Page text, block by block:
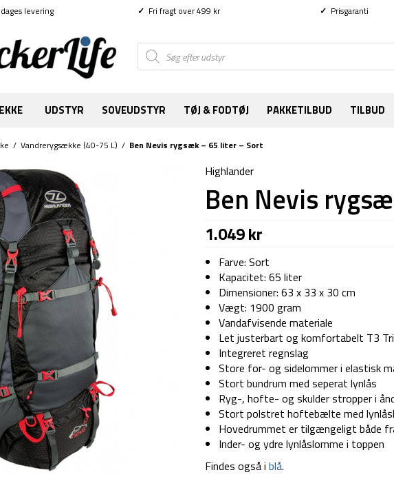
levering ✓ Fri fragt over 499 kr ✓ Prisgaranti
Products
search
UDSTYR SOVEUDSTYR TØJ & FODTØJ PAKKETILBUD TILBUD
/ Vandrerygsække (40-75 L) / Ben Nevis rygsæk – 65 liter – Sort
Highlander
Ben Nevis
1.049kr
Farve: Sort
Kapacitet: 65 liter
Dimensioner: 63 x 33 x 30 cm
Vægt: 1900 gram
Vandafvisende materiale
Let justerbart og komfortabelt T3
Integreret regnslag
Store for- og sidelommer i elastisk
Stort bundrum med seperat lynlås
Ryg-, hofte- og skulder stropper i
Stort polstret hoftebælte med
Hovedrummet er tilgængeligt både
Inder- og ydre lynlåslomme i toppen
Findes også i blå.